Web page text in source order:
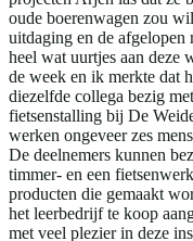
oude boerenwagen zou
uitdaging en de afgelopen
heel wat uurtjes aan deze
de week en ik merkte dat
diezelfde collega bezig
fietsenstalling bij De
werken ongeveer zes
De deelnemers kunnen
timmer- en een
producten die gemaakt
het leerbedrijf te koop
met veel plezier in deze